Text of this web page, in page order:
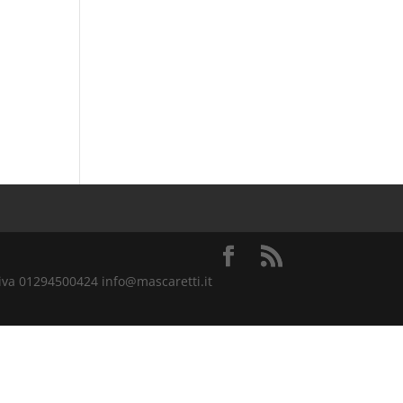
01294500424 info@mascaretti.it